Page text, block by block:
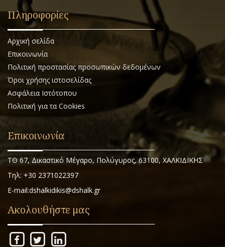
Πληροφορίες
Αρχική σελίδα
Επικοινωνία
Πολιτική προστασίας προσωπικών δεδομένων
Όροι χρήσης ιστοσελίδας
Ασφάλεια Ιστότοπου
Πολιτική για τα Cookies
Επικοινωνία
ΤΘ 67, Δικαστικό Μέγαρο, Πολύγυρος, 63100, ΧΑΛΚΙΔΙΚΗΣ
Τηλ: +30 2371022397
E-mail:dshalkidikis@dshalk.gr
Ακολουθήστε μας